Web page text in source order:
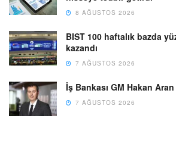
8 AĞUSTOS 2026
BIST 100 haftalık bazda
kazandı
7 AĞUSTOS 2026
İş Bankası GM Hakan
7 AĞUSTOS 2026